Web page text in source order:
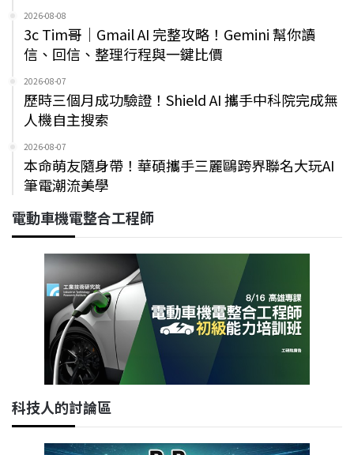
2026-08-08
3c Tim哥｜Gmail AI 完整攻略！Gemini 幫你讀
信、回信、整理行程與一鍵比價
2026-08-07
歷時三個月成功驗證！Shield AI 攜手中科院完成無
人機自主搜索
2026-08-07
本命萌友隨身帶！華碩攜手三麗鷗跨界聯名大玩AI
筆電潮流美學
電動車機電整合工程師
科技人的討論區